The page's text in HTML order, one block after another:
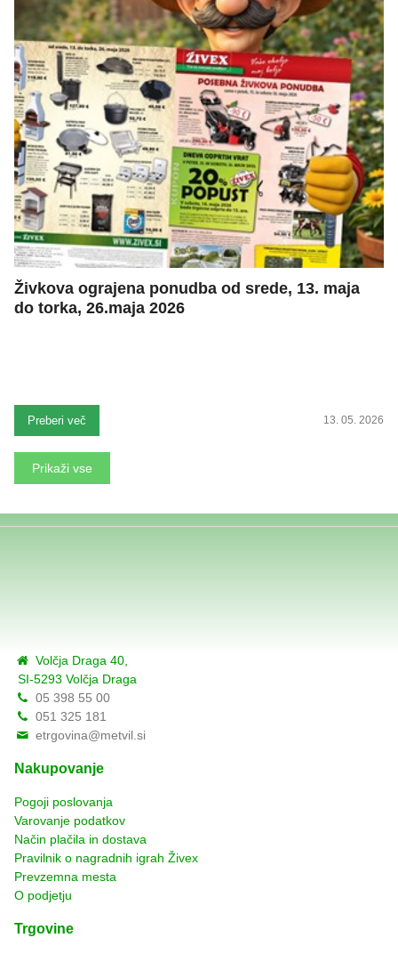
Živkova ograjena ponudba od srede, 13. maja
do torka, 26.maja 2026
Preberi več 13. 05. 2026
Prikaži vse
Volčja Draga 40,
SI-5293 Volčja Draga
05 398 55 00
051 325 181
etrgovina@metvil.si
Nakupovanje
Pogoji poslovanja
Varovanje podatkov
Način plačila in dostava
Pravilnik o nagradnih igrah Živex
Prevzemna mesta
O podjetju
Trgovine